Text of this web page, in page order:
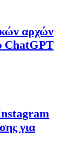
αρχών
ChatGPT
για